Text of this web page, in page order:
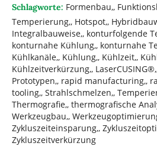
Schlagworte: Formenbau,,
Temperierung,, Hotspot,,
Integralbauweise,, konturfolgende
konturnahe Kühlung,, konturnahe
Kühlkanäle,, Kühlung,, Kühlzeit,,
Kühlzeitverkürzung,,
Prototypen,, rapid manufacturing,,
tooling,, Strahlschmelzen,,
Thermografie,, thermografische
Werkzeugbau,,
Zykluszeiteinsparung,,
Zykluszeitverkürzung